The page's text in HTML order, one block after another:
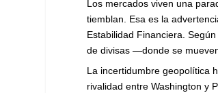
Los mercados viven una
tiemblan. Esa es la
Estabilidad Financiera.
de divisas —donde se
La incertidumbre geopolítica
rivalidad entre Washington y